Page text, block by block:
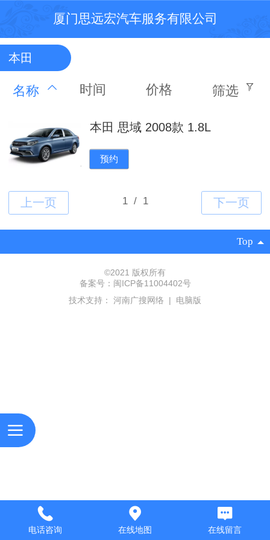
厦门思远宏汽车服务有限公司
本田
名称 时间 价格 筛选
本田 思域 2008款 1.8L
预约
Top
©2021 版权所有
备案号： 闽ICP备11004402号
技术支持： 河南广搜网络 | 电脑版
电话咨询 在线地图 在线留言